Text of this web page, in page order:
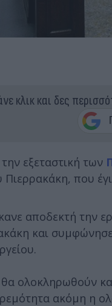
κλικ και δες
εξεταστική των
που
αποδεκτή την
και
ολοκληρωθούν
ακόμη η